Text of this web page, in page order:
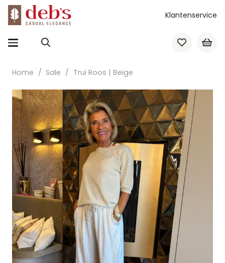
Klantenservice
Home / Sale / Trui Roos | Beige